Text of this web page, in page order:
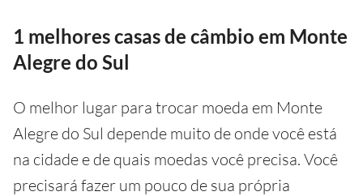
1 melhores casas de câmbio em Monte
Alegre do Sul
O melhor lugar para trocar moeda em Monte
Alegre do Sul depende muito de onde você está
na cidade e de quais moedas você precisa. Você
precisará fazer um pouco de sua própria